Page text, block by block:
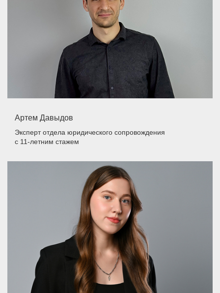
Артем Давыдов
Эксперт отдела юридического сопровождения
с 11-летним стажем